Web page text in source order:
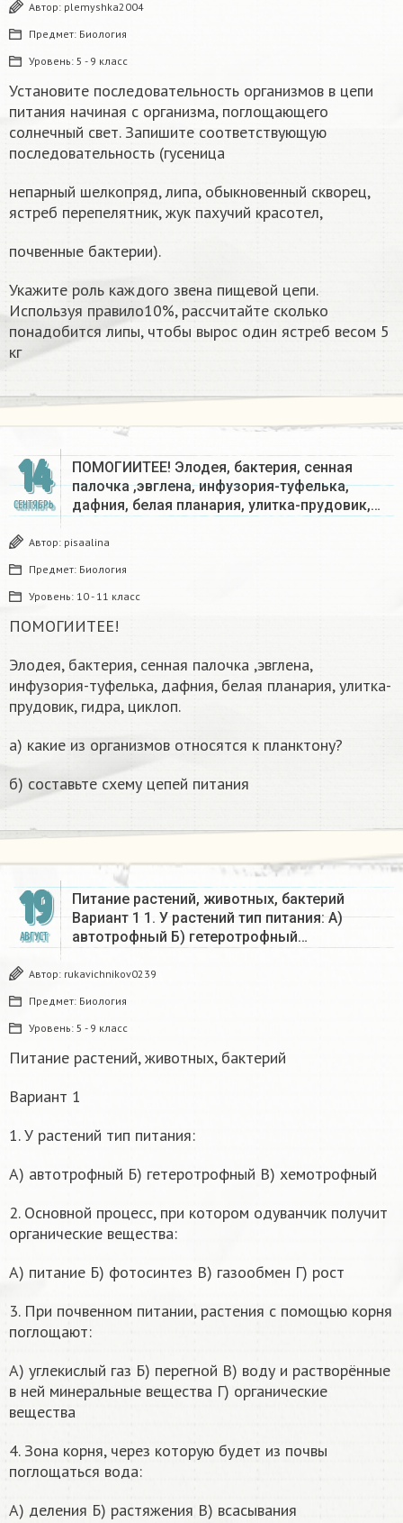
Автор: plemyshka2004
Предмет: Биология
Уровень: 5 - 9 класс
Установите последовательность организмов в цепи
питания начиная с организма, поглощающего
солнечный свет. Запишите соответствующую
последовательность (гусеница
непарный шелкопряд, липа, обыкновенный скворец,
ястреб перепелятник, жук пахучий красотел,
почвенные бактерии).
Укажите роль каждого звена пищевой цепи.
Используя правило10%, рассчитайте сколько
понадобится липы, чтобы вырос один ястреб весом 5
кг
14
СЕНТЯБРЬ
ПОМОГИИТЕЕ! Элодея, бактерия, сенная
палочка ,эвглена, инфузория-туфелька,
дафния, белая планария, улитка-прудовик,…
Автор: pisaalina
Предмет: Биология
Уровень: 10 - 11 класс
ПОМОГИИТЕЕ!
Элодея, бактерия, сенная палочка ,эвглена,
инфузория-туфелька, дафния, белая планария, улитка-
прудовик, гидра, циклоп.
а) какие из организмов относятся к планктону?
б) составьте схему цепей питания
19
АВГУСТ
Питание растений, животных, бактерий
Вариант 1 1. У растений тип питания: А)
автотрофный Б) гетеротрофный…
Автор: rukavichnikov0239
Предмет: Биология
Уровень: 5 - 9 класс
Питание растений, животных, бактерий
Вариант 1
1. У растений тип питания:
А) автотрофный Б) гетеротрофный В) хемотрофный
2. Основной процесс, при котором одуванчик получит
органические вещества:
А) питание Б) фотосинтез В) газообмен Г) рост
3. При почвенном питании, растения с помощью корня
поглощают:
А) углекислый газ Б) перегной В) воду и растворённые
в ней минеральные вещества Г) органические
вещества
4. Зона корня, через которую будет из почвы
поглощаться вода:
А) деления Б) растяжения В) всасывания